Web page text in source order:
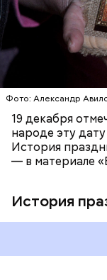
Фото: Александр
19 декабря
народе эту
История
— в материале
История